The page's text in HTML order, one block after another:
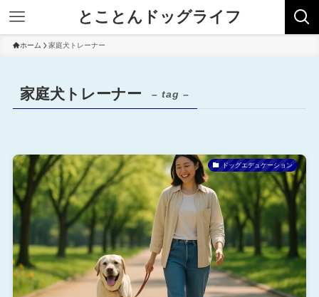
とことんドッグライフ
ホーム 家庭犬トレーナー
家庭犬トレーナー – tag –
ドッグエデュケーション